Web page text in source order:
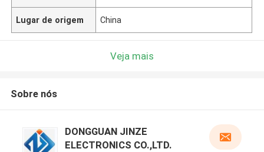
Lugar de origem China
Veja mais
Sobre nós
DONGGUAN JINZE
ELECTRONICS CO.,LTD.